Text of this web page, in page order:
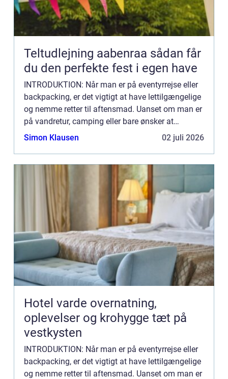
Teltudlejning aabenraa sådan får
du den perfekte fest i egen have
INTRODUKTION: Når man er på eventyrrejse eller
backpacking, er det vigtigt at have lettilgængelige
og nemme retter til aftensmad. Uanset om man er
på vandretur, camping eller bare ønsker at
tilberede noget hurtigt og nemt efter en lang dag
Simon Klausen 02 juli 2026
Hotel varde overnatning,
oplevelser og krohygge tæt på
vestkysten
INTRODUKTION: Når man er på eventyrrejse eller
backpacking, er det vigtigt at have lettilgængelige
og nemme retter til aftensmad. Uanset om man er